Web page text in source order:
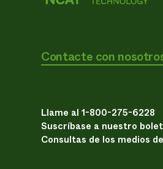
Contacte con
Llame al 1-800-275-6228
Suscríbase a nuestro
Consultas de los medios